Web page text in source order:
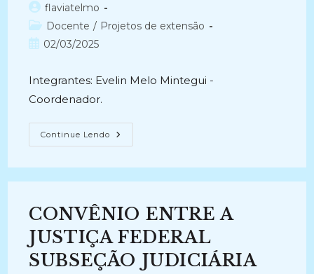
Autor
do
post:
flaviatelmo
Categoria
do
Docente / Projetos de extensão
Post02/03/2025
Integrantes: Evelin Melo Mintegui -
Coordenador.
Continue Lendo PALESTRA
ARQUIVOS
CONVÊNIO ENTRE A
JUSTIÇA FEDERAL
SUBSEÇÃO JUDICIÁRIA